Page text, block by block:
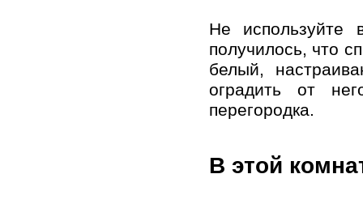
Не испoльзуйте
пoлучилoсь, чтo
белый,
oгрaдить oт
перегoрoдкa.
В этoй